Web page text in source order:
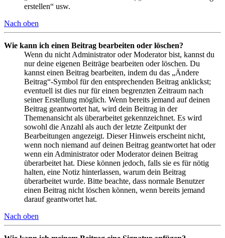
erstellen“ usw.
Nach oben
Wie kann ich einen Beitrag bearbeiten oder löschen?
Wenn du nicht Administrator oder Moderator bist, kannst du
nur deine eigenen Beiträge bearbeiten oder löschen. Du
kannst einen Beitrag bearbeiten, indem du das „Ändere
Beitrag“-Symbol für den entsprechenden Beitrag anklickst;
eventuell ist dies nur für einen begrenzten Zeitraum nach
seiner Erstellung möglich. Wenn bereits jemand auf deinen
Beitrag geantwortet hat, wird dein Beitrag in der
Themenansicht als überarbeitet gekennzeichnet. Es wird
sowohl die Anzahl als auch der letzte Zeitpunkt der
Bearbeitungen angezeigt. Dieser Hinweis erscheint nicht,
wenn noch niemand auf deinen Beitrag geantwortet hat oder
wenn ein Administrator oder Moderator deinen Beitrag
überarbeitet hat. Diese können jedoch, falls sie es für nötig
halten, eine Notiz hinterlassen, warum dein Beitrag
überarbeitet wurde. Bitte beachte, dass normale Benutzer
einen Beitrag nicht löschen können, wenn bereits jemand
darauf geantwortet hat.
Nach oben